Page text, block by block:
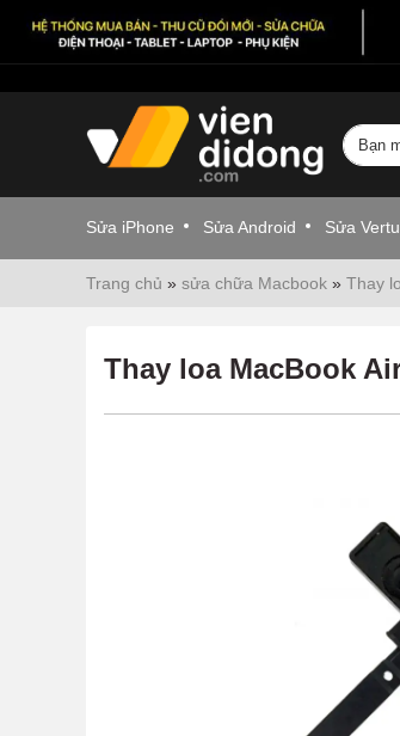
Sửa iPhone Sửa Android Sửa Vertu
Trang chủ » sửa chữa Macbook » Thay
Thay loa MacBook